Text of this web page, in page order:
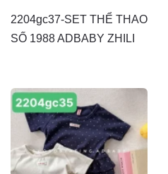
2204gc37-SET THỂ THAO
SỐ 1988 ADBABY ZHILI